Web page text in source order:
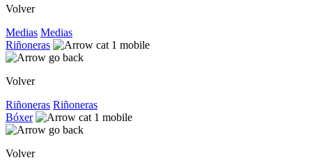
Volver
Medias Medias
Riñoneras
Volver
Riñoneras Riñoneras
Bóxer
Volver